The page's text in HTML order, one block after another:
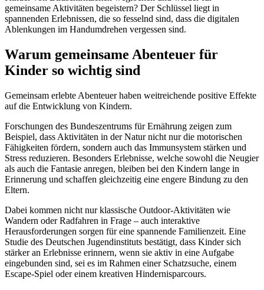
gemeinsame Aktivitäten begeistern? Der Schlüssel liegt in
spannenden Erlebnissen, die so fesselnd sind, dass die digitalen
Ablenkungen im Handumdrehen vergessen sind.
Warum gemeinsame Abenteuer für
Kinder so wichtig sind
Gemeinsam erlebte Abenteuer haben weitreichende positive Effekte
auf die Entwicklung von Kindern.
Forschungen des Bundeszentrums für Ernährung zeigen zum
Beispiel, dass Aktivitäten in der Natur nicht nur die motorischen
Fähigkeiten fördern, sondern auch das Immunsystem stärken und
Stress reduzieren. Besonders Erlebnisse, welche sowohl die Neugier
als auch die Fantasie anregen, bleiben bei den Kindern lange in
Erinnerung und schaffen gleichzeitig eine engere Bindung zu den
Eltern.
Dabei kommen nicht nur klassische Outdoor-Aktivitäten wie
Wandern oder Radfahren in Frage – auch interaktive
Herausforderungen sorgen für eine spannende Familienzeit. Eine
Studie des Deutschen Jugendinstituts bestätigt, dass Kinder sich
stärker an Erlebnisse erinnern, wenn sie aktiv in eine Aufgabe
eingebunden sind, sei es im Rahmen einer Schatzsuche, einem
Escape-Spiel oder einem kreativen Hindernisparcours.